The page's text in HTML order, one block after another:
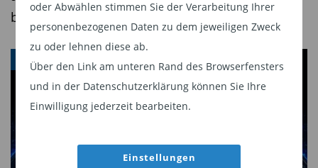
oder Abwählen stimmen Sie der Verarbeitung Ihrer
personenbezogenen Daten zu dem jeweiligen Zweck
zu oder lehnen diese ab.
Über den Link am unteren Rand des Browserfensters
und in der Datenschutzerklärung können Sie Ihre
Einwilligung jederzeit bearbeiten.
Einstellungen
bereits um über 50 Prozent.
ETF